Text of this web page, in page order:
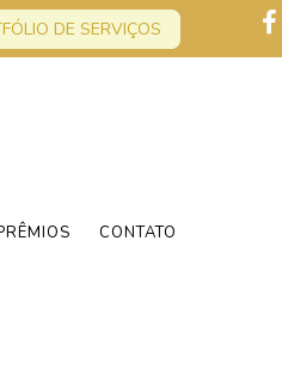
DE SERVIÇOS
CONTATO